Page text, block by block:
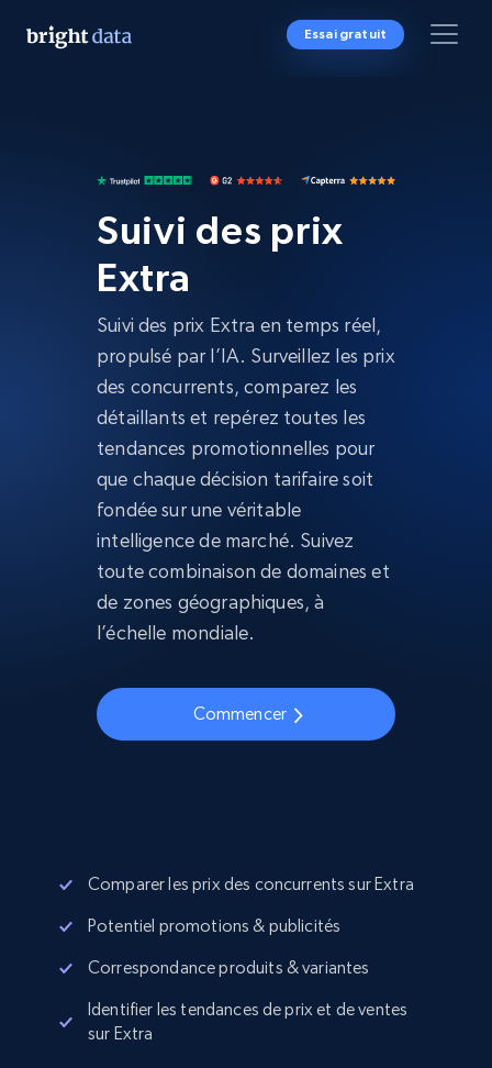
Essai gratuit
Suivi des prix
Extra
Suivi des prix Extra en temps réel,
propulsé par l’IA. Surveillez les prix
des concurrents, comparez les
détaillants et repérez toutes les
tendances promotionnelles pour
que chaque décision tarifaire soit
fondée sur une véritable
intelligence de marché. Suivez
toute combinaison de domaines et
de zones géographiques, à
l’échelle mondiale.
Commencer
Comparer les prix des concurrents sur Extra
Potentiel promotions & publicités
Correspondance produits & variantes
Identifier les tendances de prix et de ventes
sur Extra